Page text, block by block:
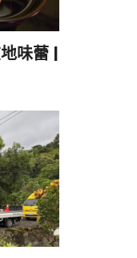
味蕾 |